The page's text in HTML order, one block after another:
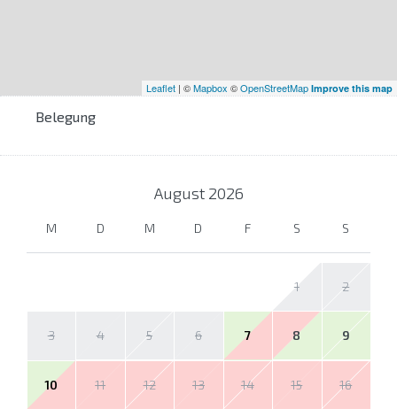
Leaflet | ©Mapbox ©OpenStreetMap Improve this map
Belegung
August 2026
M D M D F S S
1 2
3 4 5 6 7 8 9
10 11 12 13 14 15 16